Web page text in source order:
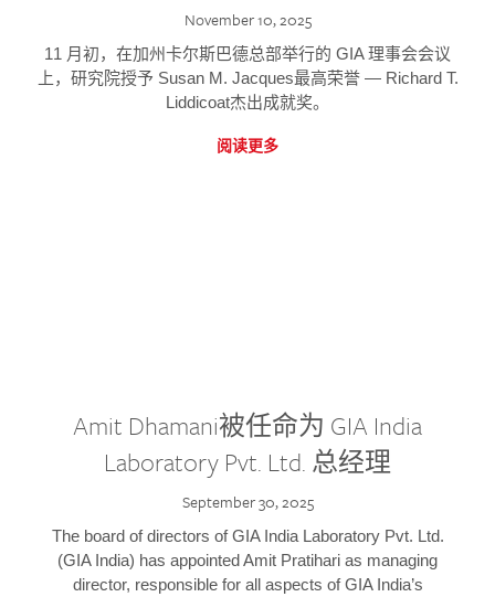
November 10, 2025
11 月初，在加州卡尔斯巴德总部举行的 GIA 理事会会议
上，研究院授予 Susan M. Jacques最高荣誉 — Richard T.
Liddicoat杰出成就奖。
阅读更多
Amit Dhamani被任命为 GIA India
Laboratory Pvt. Ltd. 总经理
September 30, 2025
The board of directors of GIA India Laboratory Pvt. Ltd.
(GIA India) has appointed Amit Pratihari as managing
director, responsible for all aspects of GIA India’s